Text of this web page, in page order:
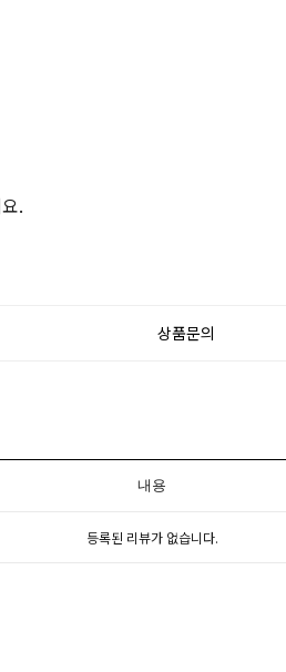
.
상품문의
내용
등록된 리뷰가 없습니다.